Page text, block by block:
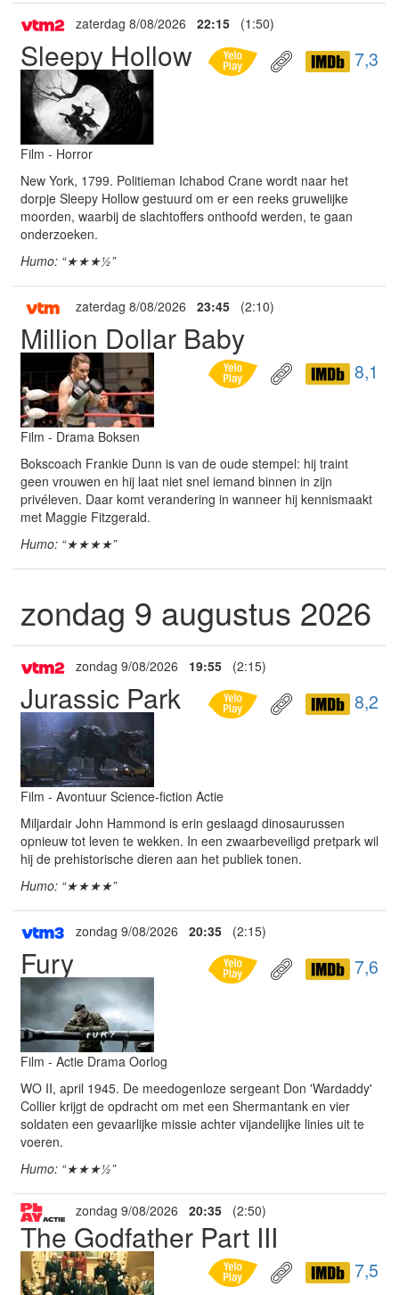
zaterdag 8/08/2026 22:15 (1:50)
Sleepy Hollow 7,3
Film - Horror
New York, 1799. Politieman Ichabod Crane wordt naar het
dorpje Sleepy Hollow gestuurd om er een reeks gruwelijke
moorden, waarbij de slachtoffers onthoofd werden, te gaan
onderzoeken.
Humo: “★★★½”
zaterdag 8/08/2026 23:45 (2:10)
Million Dollar Baby
8,1
Film - Drama Boksen
Bokscoach Frankie Dunn is van de oude stempel: hij traint
geen vrouwen en hij laat niet snel iemand binnen in zijn
privéleven. Daar komt verandering in wanneer hij kennismaakt
met Maggie Fitzgerald.
Humo: “★★★★”
zondag 9 augustus 2026
zondag 9/08/2026 19:55 (2:15)
Jurassic Park 8,2
Film - Avontuur Science-fiction Actie
Miljardair John Hammond is erin geslaagd dinosaurussen
opnieuw tot leven te wekken. In een zwaarbeveiligd pretpark wil
hij de prehistorische dieren aan het publiek tonen.
Humo: “★★★★”
zondag 9/08/2026 20:35 (2:15)
Fury 7,6
Film - Actie Drama Oorlog
WO II, april 1945. De meedogenloze sergeant Don 'Wardaddy'
Collier krijgt de opdracht om met een Shermantank en vier
soldaten een gevaarlijke missie achter vijandelijke linies uit te
voeren.
Humo: “★★★½”
zondag 9/08/2026 20:35 (2:50)
The Godfather Part III
7,5